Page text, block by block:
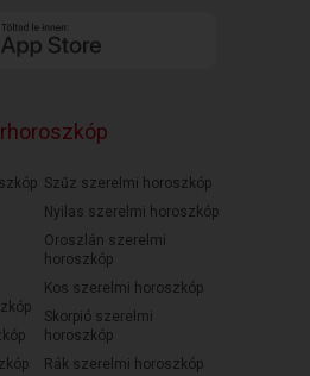
Szűz szerelmi horoszkóp
Nyilas szerelmi horoszkóp
Oroszlán szerelmi
horoszkóp
Kos szerelmi horoszkóp
Skorpió szerelmi
horoszkóp
Rák szerelmi horoszkóp